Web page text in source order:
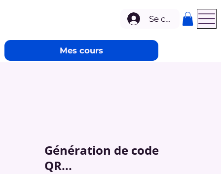
Mes cours
Se connecter
Génération de code
QR...